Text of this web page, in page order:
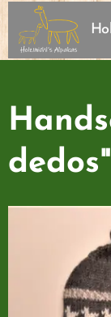
dedos"